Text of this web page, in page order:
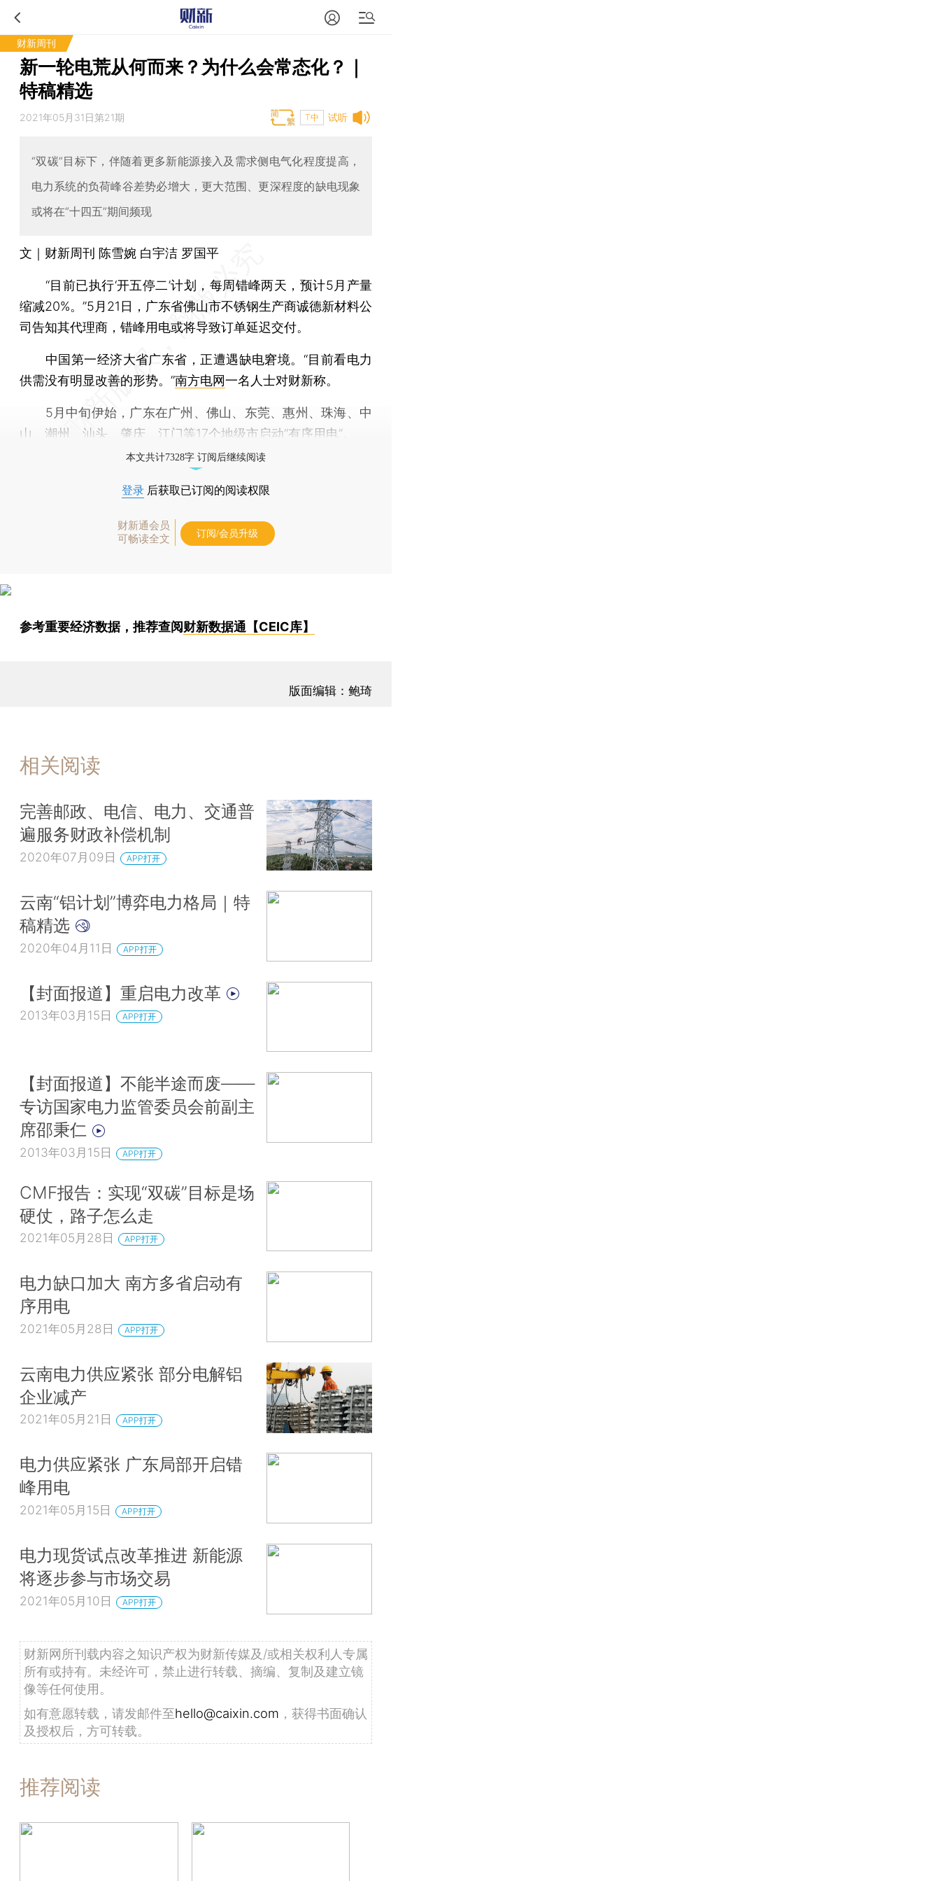
财新周刊
新一轮电荒从何而来？为什么会常态化？｜
特稿精选
试听
2021年05月31日第21期 T中
“双碳”目标下，伴随着更多新能源接入及需求侧电气化程度提高，
电力系统的负荷峰谷差势必增大，更大范围、更深程度的缺电现象
或将在“十四五”期间频现
文｜财新周刊 陈雪婉 白宇洁 罗国平
“目前已执行‘开五停二’计划，每周错峰两天，预计5月产量
缩减20%。”5月21日，广东省佛山市不锈钢生产商诚德新材料公
司告知其代理商，错峰用电或将导致订单延迟交付。
中国第一经济大省广东省，正遭遇缺电窘境。“目前看电力
供需没有明显改善的形势。”南方电网一名人士对财新称。
5月中旬伊始，广东在广州、佛山、东莞、惠州、珠海、中
山、潮州、汕头、肇庆、江门等17个地级市启动“有序用电”。
本文共计7328字 订阅后继续阅读
登录 后获取已订阅的阅读权限
财新通会员
可畅读全文
订阅/会员升级
参考重要经济数据，推荐查阅财新数据通【CEIC库】
版面编辑：鲍琦
相关阅读
完善邮政、电信、电力、交通普
遍服务财政补偿机制
2020年07月09日 APP打开
云南“铝计划”博弈电力格局｜特
稿精选
2020年04月11日 APP打开
【封面报道】重启电力改革
2013年03月15日 APP打开
【封面报道】不能半途而废——
专访国家电力监管委员会前副主
席邵秉仁
2013年03月15日 APP打开
CMF报告：实现“双碳”目标是场
硬仗，路子怎么走
2021年05月28日 APP打开
电力缺口加大 南方多省启动有
序用电
2021年05月28日 APP打开
云南电力供应紧张 部分电解铝
企业减产
2021年05月21日 APP打开
电力供应紧张 广东局部开启错
峰用电
2021年05月15日 APP打开
电力现货试点改革推进 新能源
将逐步参与市场交易
2021年05月10日 APP打开
财新网所刊载内容之知识产权为财新传媒及/或相关权利人专属
所有或持有。未经许可，禁止进行转载、摘编、复制及建立镜
像等任何使用。
如有意愿转载，请发邮件至hello@caixin.com ，获得书面确认
及授权后，方可转载。
推荐阅读